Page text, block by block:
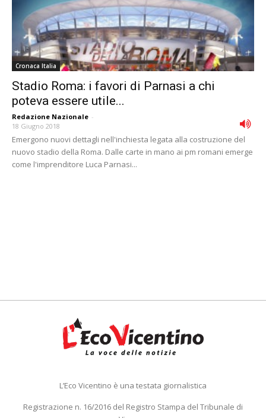
Cronaca Italia
Stadio Roma: i favori di Parnasi a chi
poteva essere utile...
Redazione Nazionale -
18 Giugno 2018
Emergono nuovi dettagli nell'inchiesta legata alla costruzione del
nuovo stadio della Roma. Dalle carte in mano ai pm romani emerge
come l'imprenditore Luca Parnasi...
L’Eco Vicentino è una testata giornalistica
Registrazione n. 16/2016 del Registro Stampa del Tribunale di